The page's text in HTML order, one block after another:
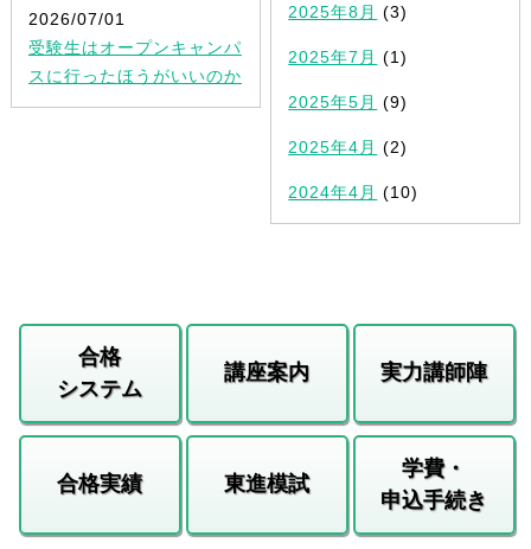
2026/07/01
受験生はオープンキャンパ
スに行ったほうがいいのか
2025年8月 (3)
2025年7月 (1)
2025年5月 (9)
2025年4月 (2)
2024年4月 (10)
合格
システム
講座案内 実力講師陣
合格実績 東進模試
学費・
申込手続き